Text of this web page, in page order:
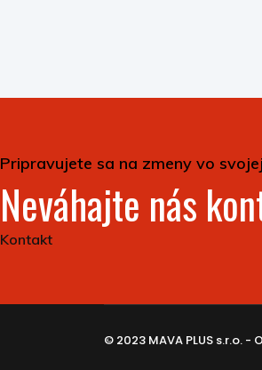
Pripravujete sa na zmeny vo
Neváhajte nás
Kontakt
© 2023 MAVA PLUS s.r.o.